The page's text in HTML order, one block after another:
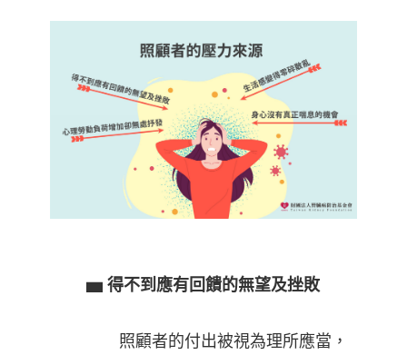
▅ 得不到應有回饋的無望及挫敗
照顧者的付出被視為理所應當，